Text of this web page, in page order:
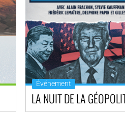
Événement